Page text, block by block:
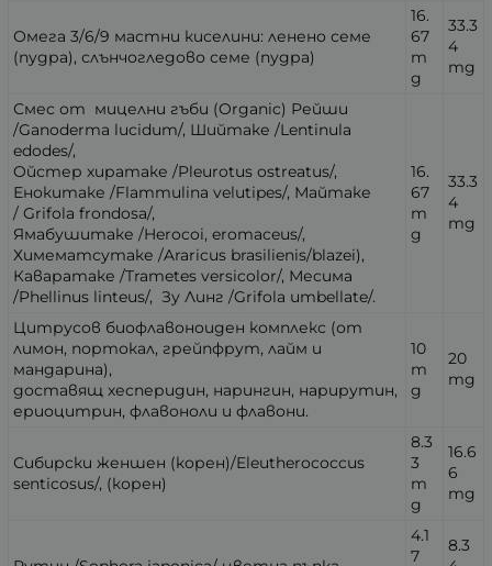
Омега 3/6/9 мастни киселини: ленено семе
(пудра), слънчогледово семе (пудра)
16.
67
m
g
33.3
4
mg
Смес от мицелни гъби (Organic) Рейши
/Ganoderma lucidum/, Шийтаке /Lentinula
edodes/,
Oйстер хиратаке /Pleurotus ostreatus/,
Енокитаке /Flammulina velutipes/, Майтаке
/Grifola frondosa/,
Ямабушитаке /Herocoi, eromaceus/,
Химематсутаке /Araricus brasilienis/blazei),
Каваратаке /Trametes versicolor/, Месима
/Phellinus linteus/, Зу Линг /Grifola umbellate/.
16.
67
m
g
33.3
4
mg
Цитрусов биофлавоноиден комплекс (от
лимон, портокал, грейпфрут, лайм и
мандарина),
доставящ хесперидин, нарингин, нарирутин,
ериоцитрин, флавоноли и флавони.
10
m
g
20
mg
Сибирски женшен (корен)/Eleutherococcus
senticosus/, (корен)
8.3
3
m
g
16.6
6
mg
4.1
7
8.3